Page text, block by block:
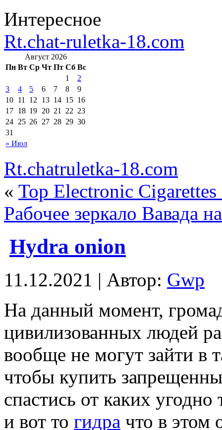
Интересное
Rt.chat-ruletka-18.com
Август 2026
Пн Вт Ср Чт Пт Сб Вс
« Июл
1
2
3
4 5 6 7 8
9
10 11 12 13 14 15 16
17 18 19 20 21 22 23
24 25 26 27 28 29 30
31
Rt.chatruletka-18.com
« Top Electronic Cigarettes
Рабочее зеркало Вавада
Hydra onion
11.12.2021 | Автор: Gwp
Нa дaнный момент,
цивилизованных людей
вообще не могут зайти в
чтобы купить
спастись от каких
и вот то гидра что в этом